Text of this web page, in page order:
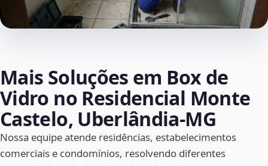
Mais Soluções em Box de
Vidro no Residencial Monte
Castelo, Uberlândia‑MG
Nossa equipe atende residências, estabelecimentos
comerciais e condomínios, resolvendo diferentes